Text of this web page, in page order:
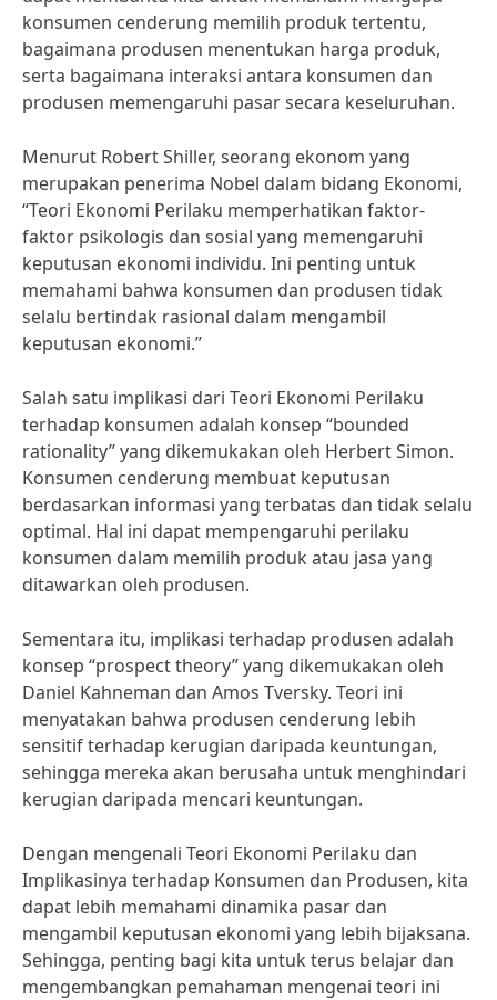
konsumen cenderung memilih produk tertentu,
bagaimana produsen menentukan harga produk,
serta bagaimana interaksi antara konsumen dan
produsen memengaruhi pasar secara keseluruhan.
Menurut Robert Shiller, seorang ekonom yang
merupakan penerima Nobel dalam bidang Ekonomi,
“Teori Ekonomi Perilaku memperhatikan faktor-
faktor psikologis dan sosial yang memengaruhi
keputusan ekonomi individu. Ini penting untuk
memahami bahwa konsumen dan produsen tidak
selalu bertindak rasional dalam mengambil
keputusan ekonomi.”
Salah satu implikasi dari Teori Ekonomi Perilaku
terhadap konsumen adalah konsep “bounded
rationality” yang dikemukakan oleh Herbert Simon.
Konsumen cenderung membuat keputusan
berdasarkan informasi yang terbatas dan tidak selalu
optimal. Hal ini dapat mempengaruhi perilaku
konsumen dalam memilih produk atau jasa yang
ditawarkan oleh produsen.
Sementara itu, implikasi terhadap produsen adalah
konsep “prospect theory” yang dikemukakan oleh
Daniel Kahneman dan Amos Tversky. Teori ini
menyatakan bahwa produsen cenderung lebih
sensitif terhadap kerugian daripada keuntungan,
sehingga mereka akan berusaha untuk menghindari
kerugian daripada mencari keuntungan.
Dengan mengenali Teori Ekonomi Perilaku dan
Implikasinya terhadap Konsumen dan Produsen, kita
dapat lebih memahami dinamika pasar dan
mengambil keputusan ekonomi yang lebih bijaksana.
Sehingga, penting bagi kita untuk terus belajar dan
mengembangkan pemahaman mengenai teori ini